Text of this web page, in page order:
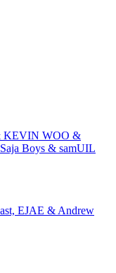
KEVIN WOO &
Boys & samUIL
EJAE & Andrew